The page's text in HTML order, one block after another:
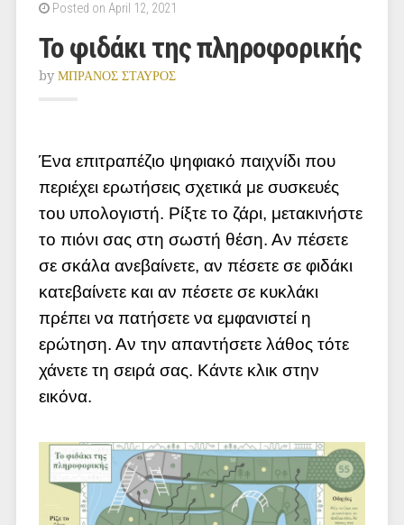
Posted on April 12, 2021
Το φιδάκι της πληροφορικής
by ΜΠΡΑΝΟΣ ΣΤΑΥΡΟΣ
Ένα επιτραπέζιο ψηφιακό παιχνίδι που
περιέχει ερωτήσεις σχετικά με συσκευές
του υπολογιστή. Ρίξτε το ζάρι, μετακινήστε
το πιόνι σας στη σωστή θέση. Αν πέσετε
σε σκάλα ανεβαίνετε, αν πέσετε σε φιδάκι
κατεβαίνετε και αν πέσετε σε κυκλάκι
πρέπει να πατήσετε να εμφανιστεί η
ερώτηση. Αν την απαντήσετε λάθος τότε
χάνετε τη σειρά σας. Κάντε κλικ στην
εικόνα.